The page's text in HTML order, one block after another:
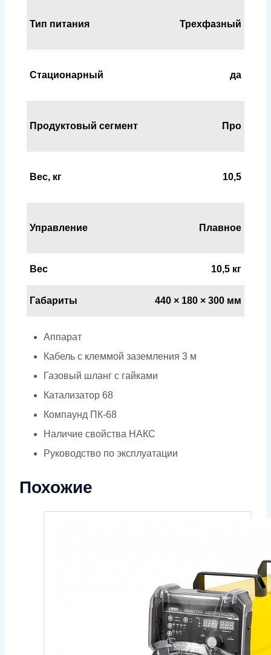
Тип питания Трехфазный
Стационарный да
Продуктовый сегмент Про
Вес, кг 10,5
Управление Плавное
Вес 10,5 кг
Габариты 440 × 180 × 300 мм
Аппарат
Кабель с клеммой заземления 3 м
Газовый шланг с гайками
Катализатор 68
Компаунд ПК-68
Наличие свойства НАКС
Руководство по эксплуатации
Похожие